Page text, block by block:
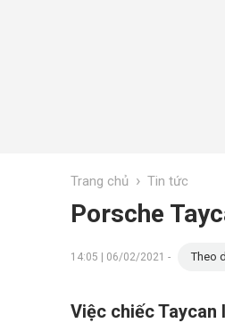
Trang chủ › Tin tức
Porsche
14:05 | 06/02/2021 - Theo
Việc chiếc